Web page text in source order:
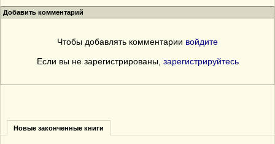
Добавить комментарий
Чтобы добавлять комментарии войдите
Если вы не зарегистрированы, зарегистрируйтесь
Новые законченные книги